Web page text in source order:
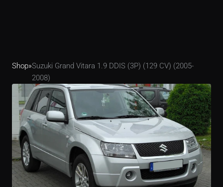
Shop»Suzuki Grand Vitara 1.9 DDIS (3P) (129 CV) (2005-
2008)